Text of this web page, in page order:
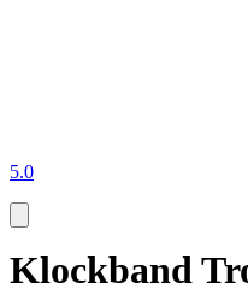
5.0
Klockband